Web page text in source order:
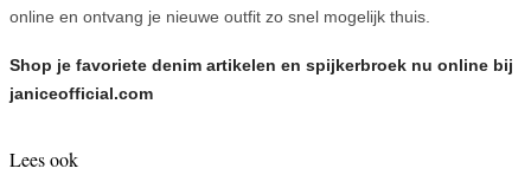
online en ontvang je nieuwe outfit zo snel mogelijk thuis.
Shop je favoriete denim artikelen en spijkerbroek nu online bij
janiceofficial.com
Lees ook